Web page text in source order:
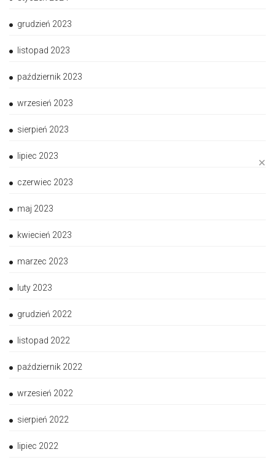
✕
grudzień 2023
listopad 2023
październik 2023
wrzesień 2023
sierpień 2023
lipiec 2023
czerwiec 2023
maj 2023
kwiecień 2023
marzec 2023
luty 2023
grudzień 2022
listopad 2022
październik 2022
wrzesień 2022
sierpień 2022
lipiec 2022